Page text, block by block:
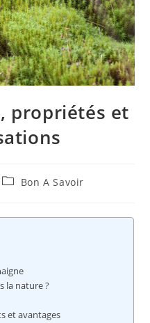
propriétés et
PostBon A Savoir
la nature ?
et avantages